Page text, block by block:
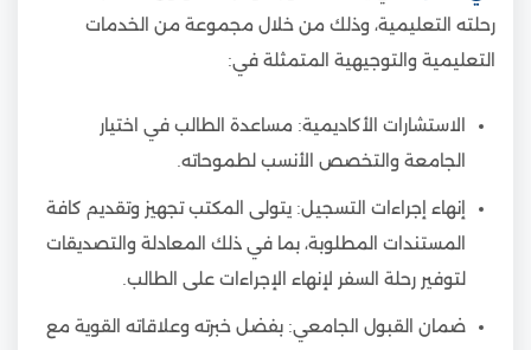
رحلته التعليمية، وذلك من خلال مجموعة من الخدمات
التعليمية والتوجيهية المتمثلة في:
الاستشارات الأكاديمية: مساعدة الطالب في اختيار
الجامعة والتخصص الأنسب لطموحاته.
إنهاء إجراءات التسجيل: يتولى المكتب تجهيز وتقديم كافة
المستندات المطلوبة، بما في ذلك المعادلة والتصديقات
لتوفير رحلة السفر لإنهاء الإجراءات على الطالب.
ضمان القبول الجامعي: بفضل خبرته وعلاقاته القوية مع